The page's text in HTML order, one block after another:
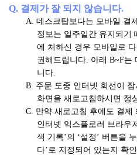
트
Q. 결제가 잘 되지 않습니다.
A. 데스크탑보다는 모바일 결
정보는 일주일간 유지되기
에 처하신 경우 모바일로
권해드립니다. 아래 B~F는
니다.
B. 주문 도중 인터넷 회선이
화면을 새로고침하시면 정
C. 만약 새로고침 후에도 결제
인터넷 익스플로러 브라우
색 기록’의 ‘설정’ 버튼을
다’로 지정되어 있는지 확